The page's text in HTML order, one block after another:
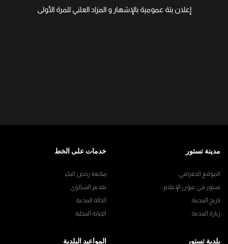
إعلان بتة عمومية بالإشهار و المزاد العلني للمرة الأولى
مدينة تستور
الموقع الجغرافي
تستور في عيون الإعلام
تاريخ المدينة
زيارة المدينة
خدمات على الخط
متابعة رخص البناء
تقديم الشكاوي
الحالة المدنية
الجباية المحلية
بلدية تستور المواعيد البلدية